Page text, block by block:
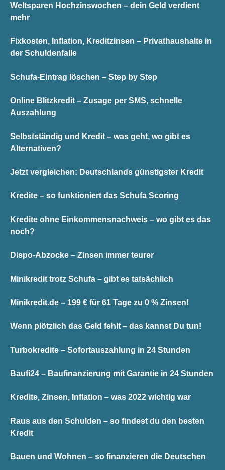
Weltsparen Hochzinswochen – dein Geld verdient
mehr
Fixkosten, Inflation, Kreditzinsen – Privathaushalte in
der Schuldenfalle
Schufa-Eintrag löschen – Step by Step
Online Blitzkredit – Zusage per SMS, schnelle
Auszahlung
Selbstständig und Kredit – was geht, wo gibt es
Alternativen?
Jetzt vergleichen: Deutschlands günstigster Kredit
Kredite – so funktioniert das Schufa Scoring
Kredite ohne Einkommensnachweis – wo gibt es das
noch?
Dispo-Abzocke – Zinsen immer teurer
Minikredit trotz Schufa – gibt es tatsächlich
Minikredit.de – 199 € für 61 Tage zu 0 % Zinsen!
Wenn plötzlich das Geld fehlt – das kannst Du tun!
Turbokredite – Sofortauszahlung in 24 Stunden
Baufi24 – Baufinanzierung mit Garantie in 24 Stunden
Kredite, Zinsen, Inflation – was 2022 wichtig war
Raus aus den Schulden – so findest du den besten
Kredit
Bauen und Wohnen – so finanzieren die Deutschen